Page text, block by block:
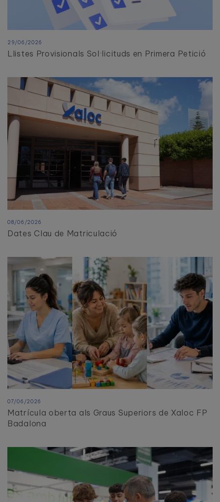
29/06/2026
Llistes Provisionals Sol·licituds en Primera Petició
08/06/2026
Dates Clau de Matriculació
07/06/2026
Matrícula oberta als Graus Superiors de Xaloc FP
Badalona